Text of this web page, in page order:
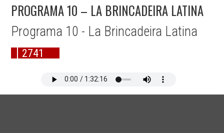
PROGRAMA 10 – LA BRINCADEIRA LATINA
Programa 10 - La Brincadeira Latina
2741